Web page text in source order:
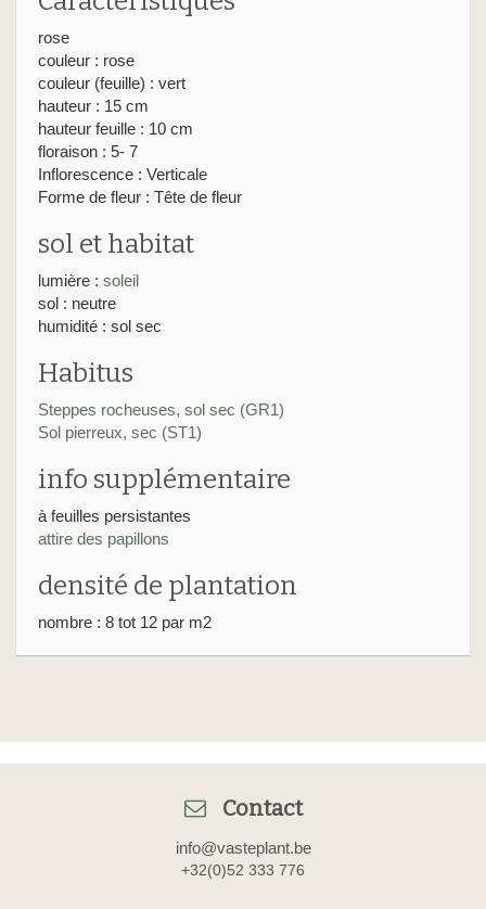
rose
couleur : rose
couleur (feuille) : vert
hauteur : 15 cm
hauteur feuille : 10 cm
floraison : 5- 7
Inflorescence : Verticale
Forme de fleur : Tête de fleur
sol et habitat
lumière : soleil
sol : neutre
humidité : sol sec
Habitus
Steppes rocheuses, sol sec (GR1)
Sol pierreux, sec (ST1)
info supplémentaire
à feuilles persistantes
attire des papillons
densité de plantation
nombre : 8 tot 12 par m2
Contact
info@vasteplant.be
+32(0)52 333 776